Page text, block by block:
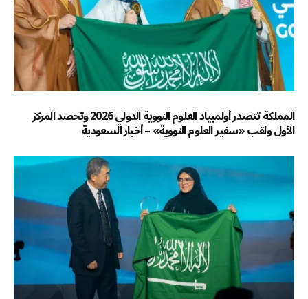
المملكة تتصدر أولمبياد العلوم النووية الدولي 2026 وتحصد المركز
الأول ولقب «سفير العلوم النووية» – أخبار السعودية